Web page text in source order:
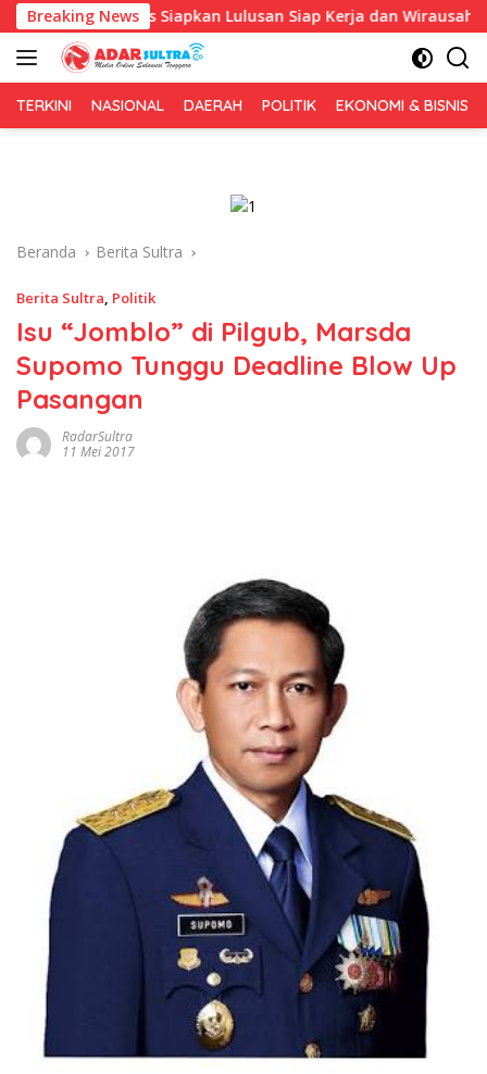
Langsung
ke
konten
Breaking News
Fokus Siapkan Lulusan Siap Kerja dan Wirausaha
TERKINI NASIONAL DAERAH POLITIK EKONOMI & BISNIS
Beranda Berita Sultra
Berita Sultra, Politik
Isu “Jomblo” di Pilgub, Marsda
Supomo Tunggu Deadline Blow Up
Pasangan
RadarSultra
11 Mei 2017